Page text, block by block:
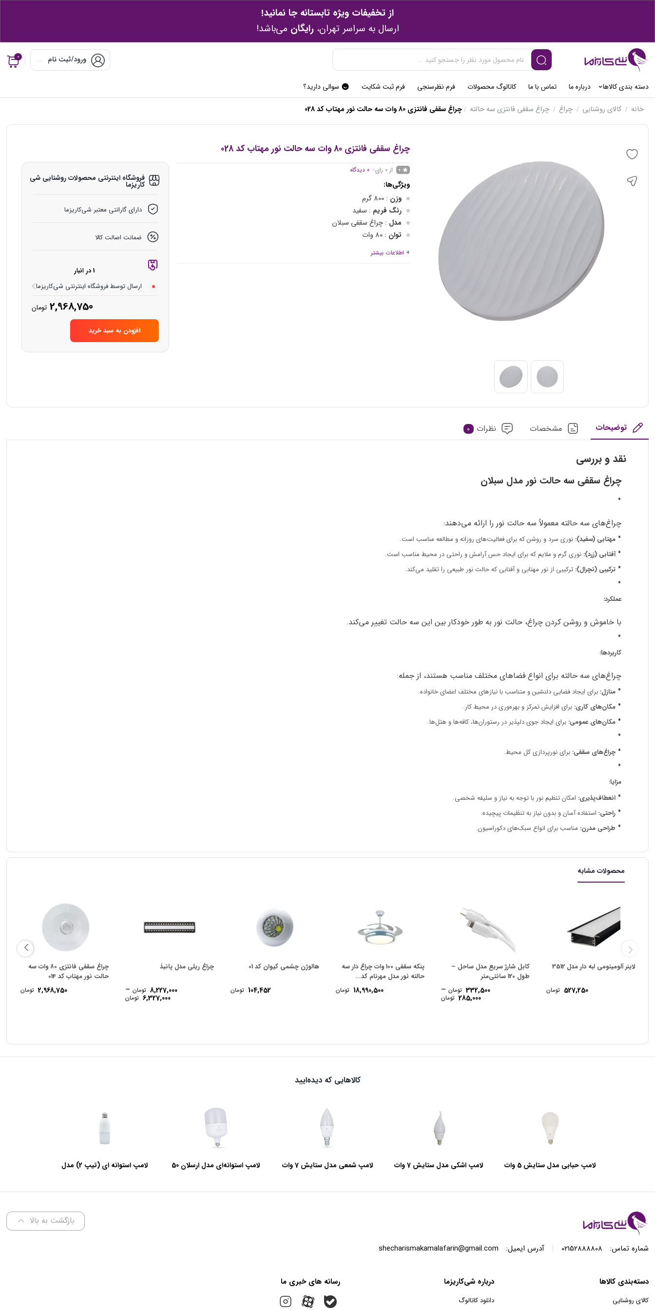
از تخفیفات ویژه تابستانه جا نمانید!
ارسال به سراسر تهران،رایگان می‌باشد!
ورود/ثبت نام 0
دسته بندی کالاها درباره ما تماس با ما کاتالوگ محصولات فرم نظرسنجی فرم ثبت شکایت سوالی دارید؟
خانه / کالای روشنایی / چراغ / چراغ سقفی فانتزی سه حالته /چراغ سقفی فانتزی 80 وات سه حالت نور مهتاب کد 028
چراغ سقفی فانتزی 80 وات سه حالت نور مهتاب کد 028
0 از 0 رای 0 دیدگاه
ویژگی‌ها:
وزن : 800 گرم
رنگ فریم : سفید
مدل : چراغ سقفی سبلان
توان : 80 وات
+ اطلاعات بیشتر
فروشگاه اینترنتی محصولات روشنایی شی‌
کاریزما
دارای گارانتی معتبر شی‌کاریزما
ضمانت اصالت کالا
1 در انبار
ارسال توسط فروشگاه اینترنتی شی‌کاریزما
2,968,750 تومان
افزودن به سبد خرید
توضیحات مشخصات نظرات 0
نقد و بررسی
چراغ سقفی سه حالت نور مدل سبلان
چراغ‌های سه حالته معمولاً سه حالت نور را ارائه می‌دهند:
مهتابی (سفید): نوری سرد و روشن که برای فعالیت‌های روزانه و مطالعه مناسب است.
آفتابی (زرد): نوری گرم و ملایم که برای ایجاد حس آرامش و راحتی در محیط مناسب است.
ترکیبی (نچرال): ترکیبی از نور مهتابی و آفتابی که حالت نور طبیعی را تقلید می‌کند.
عملکرد:
با خاموش و روشن کردن چراغ، حالت نور به طور خودکار بین این سه حالت تغییر می‌کند.
کاربردها:
چراغ‌های سه حالته برای انواع فضاهای مختلف مناسب هستند، از جمله:
منازل: برای ایجاد فضایی دلنشین و متناسب با نیازهای مختلف اعضای خانواده.
مکان‌های کاری: برای افزایش تمرکز و بهره‌وری در محیط کار.
مکان‌های عمومی: برای ایجاد جوی دلپذیر در رستوران‌ها، کافه‌ها و هتل‌ها.
چراغ‌های سقفی: برای نورپردازی کل محیط.
مزایا:
انعطاف‌پذیری: امکان تنظیم نور با توجه به نیاز و سلیقه شخصی.
راحتی: استفاده آسان و بدون نیاز به تنظیمات پیچیده.
طراحی مدرن: مناسب برای انواع سبک‌های دکوراسیون.
محصولات مشابه
لاینر آلومینومی لبه دار مدل 3512
527,250 تومان
کابل شارژ سریع مدل ساحل –
طول 120 سانتی‌متر
332,500 تومان –
285,000 تومانPrice
پنکه سقفی 100 وات چراغ دار سه
حالته نور مدل مهرنام کد...
18,990,500 تومان
هالوژن چشمی کیوان کد 01
104,452 تومان
چراغ ریلی مدل پانیذ
8,227,000 تومان –
6,327,000 تومانPrice
range:
چراغ سقفی فانتزی 80 وات سه
حالت نور مهتاب کد 014
2,968,750 تومان
کالاهایی که دیده‌ایید
لامپ حبابی مدل ستایش 5 وات لامپ اشکی مدل ستایش 7 وات لامپ شمعی مدل ستایش 7 وات
لامپ استوانه‌ای مدل ارسلان 50
لامپ استوانه ای (تیپ 2) مدل
بازگشت به بالا
شماره تماس: 02152888808
| آدرس ایمیل: shecharismakamalafarin@gmail.com
دسته‌بندی کالاها
کالای روشنایی
درباره شی‌کاریزما
دانلود کاتالوگ
رسانه های خبری ما